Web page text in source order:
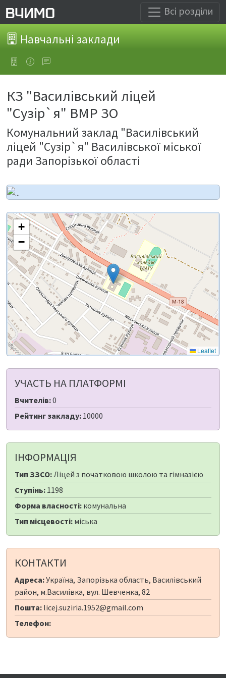
Всі розділи
Навчальні заклади
КЗ "Василівський ліцей
"Сузір`я" ВМР ЗО
Комунальний заклад "Василівський
ліцей "Сузір`я" Василівської міської
ради Запорізької області
+
−
Leaflet
УЧАСТЬ НА ПЛАТФОРМІ
Вчителів:0
Рейтинг закладу: 10000
ІНФОРМАЦІЯ
Тип ЗЗСО:Ліцей з початковою школою та гімназією
Ступінь: 1198
Форма власності: комунальна
Тип місцевості: міська
КОНТАКТИ
Адреса:Україна, Запорізька область, Василівський
район, м.Василівка, вул. Шевченка, 82
Пошта: licej.suziria.1952@gmail.com
Телефон: